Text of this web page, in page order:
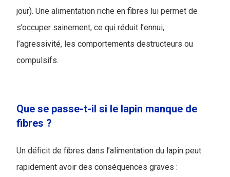
jour). Une alimentation riche en fibres lui permet de
s’occuper sainement, ce qui réduit l’ennui,
l’agressivité, les comportements destructeurs ou
compulsifs.
Que se passe-t-il si le lapin manque de
fibres ?
Un déficit de fibres dans l’alimentation du lapin peut
rapidement avoir des conséquences graves :